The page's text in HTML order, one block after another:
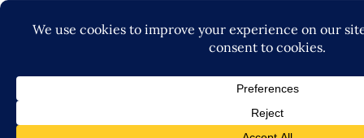
More From My Blog